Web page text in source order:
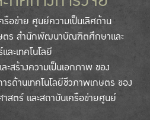
รือข่าย ศูนย์ความเป็นเลิศด้าน
ษตร สำนักพัฒนาบัณฑิตศึกษาและ
ะเทคโนโลยี
สร้างความเป็นเอกภาพ ของ
รด้านเทคโนโลยีชีวภาพเกษตร ของ
สตร์ และสถาบันเครือข่ายศูนย์